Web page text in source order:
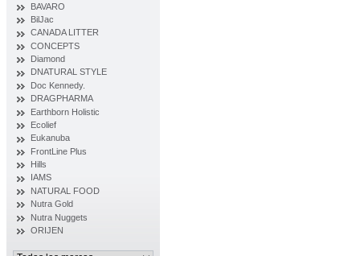
BAVARO
BilJac
CANADA LITTER
CONCEPTS
Diamond
DNATURAL STYLE
Doc Kennedy.
DRAGPHARMA
Earthborn Holistic
Ecolief
Eukanuba
FrontLine Plus
Hills
IAMS
NATURAL FOOD
Nutra Gold
Nutra Nuggets
ORIJEN